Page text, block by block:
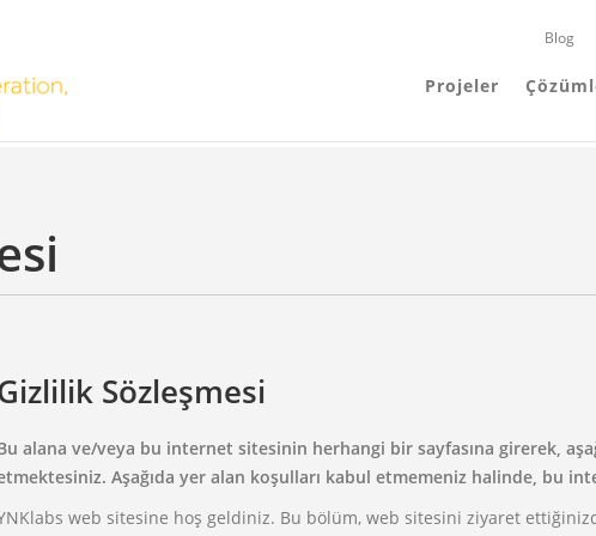
Blog
Projeler
Sözleşmesi
alana ve/veya bu internet sitesinin herhangi bir sayfasına girerek,
Aşağıda yer alan koşulları kabul etmemeniz halinde, bu
web sitesine hoş geldiniz. Bu bölüm, web sitesini ziyaret